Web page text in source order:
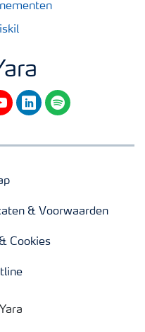
linkedinspotify
& Voorwaarden
Cookies